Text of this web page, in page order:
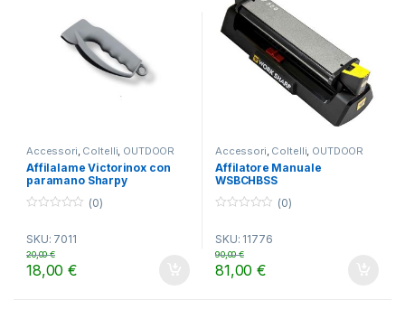
Accessori, Coltelli, OUTDOOR
Affilalame Victorinox con
paramano Sharpy
u
t
o
f
(0)
SKU: 7011
18,00€
20,00€
Accessori, Coltelli, OUTDOOR
Affilatore Manuale
WSBCHBSS
u
t
o
f
(0)
SKU: 11776
81,00€
90,00€